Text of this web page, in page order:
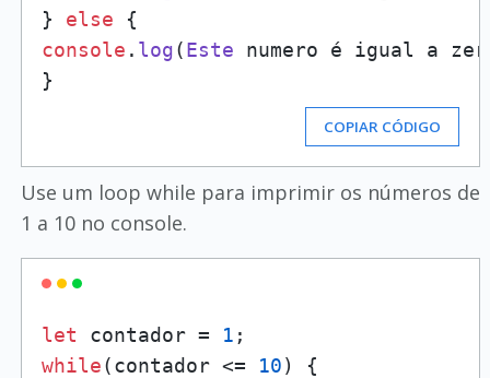
} else
console . log(Este numero é igual a
COPIAR CÓDIGO
Use um loop while para imprimir os números de
1 a 10 no console.
let contador = 1
while(contador <= 10